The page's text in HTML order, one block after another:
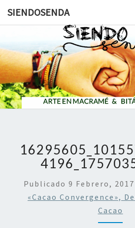
SIENDOSENDA
Publicado 9 Febrero, 2017
«Cacao Convergence»,
Cacao